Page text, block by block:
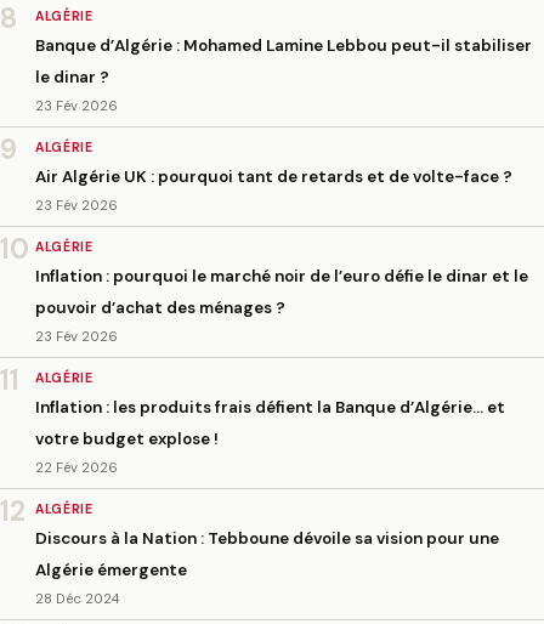
8 ALGÉRIE
Banque d’Algérie : Mohamed Lamine Lebbou peut-il stabiliser
le dinar ?
23 Fév 2026
9 ALGÉRIE
Air Algérie UK : pourquoi tant de retards et de volte-face ?
23 Fév 2026
10 ALGÉRIE
Inflation : pourquoi le marché noir de l’euro défie le dinar et le
pouvoir d’achat des ménages ?
23 Fév 2026
11 ALGÉRIE
Inflation : les produits frais défient la Banque d’Algérie… et
votre budget explose !
22 Fév 2026
12 ALGÉRIE
Discours à la Nation : Tebboune dévoile sa vision pour une
Algérie émergente
28 Déc 2024